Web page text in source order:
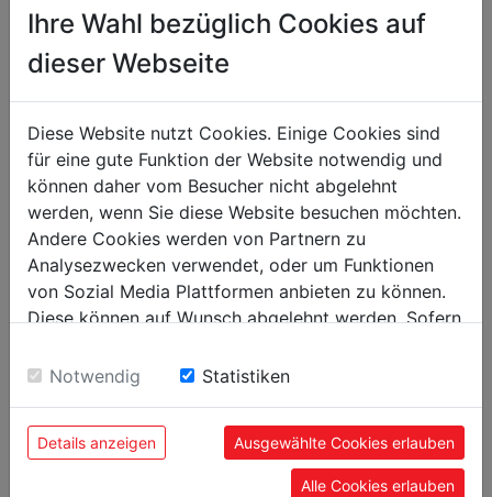
Ancho embalaje mm
100
Largo embalaje mm
100
Datos generales
Código EAN
9120058376726
PRODUCTOS MÁS POPULARES
Ihre Wahl bezüglich Cookies auf
dieser Webseite
Diese Website nutzt Cookies. Einige Cookies sind
für eine gute Funktion der Website notwendig und
können daher vom Besucher nicht abgelehnt
werden, wenn Sie diese Website besuchen möchten.
Andere Cookies werden von Partnern zu
Analysezwecken verwendet, oder um Funktionen
von Sozial Media Plattformen anbieten zu können.
Diese können auf Wunsch abgelehnt werden. Sofern
Einwilligung zu unseren Cookies.
Notwendig Statistiken
Details anzeigen Ausgewählte Cookies erlauben
Alle Cookies erlauben